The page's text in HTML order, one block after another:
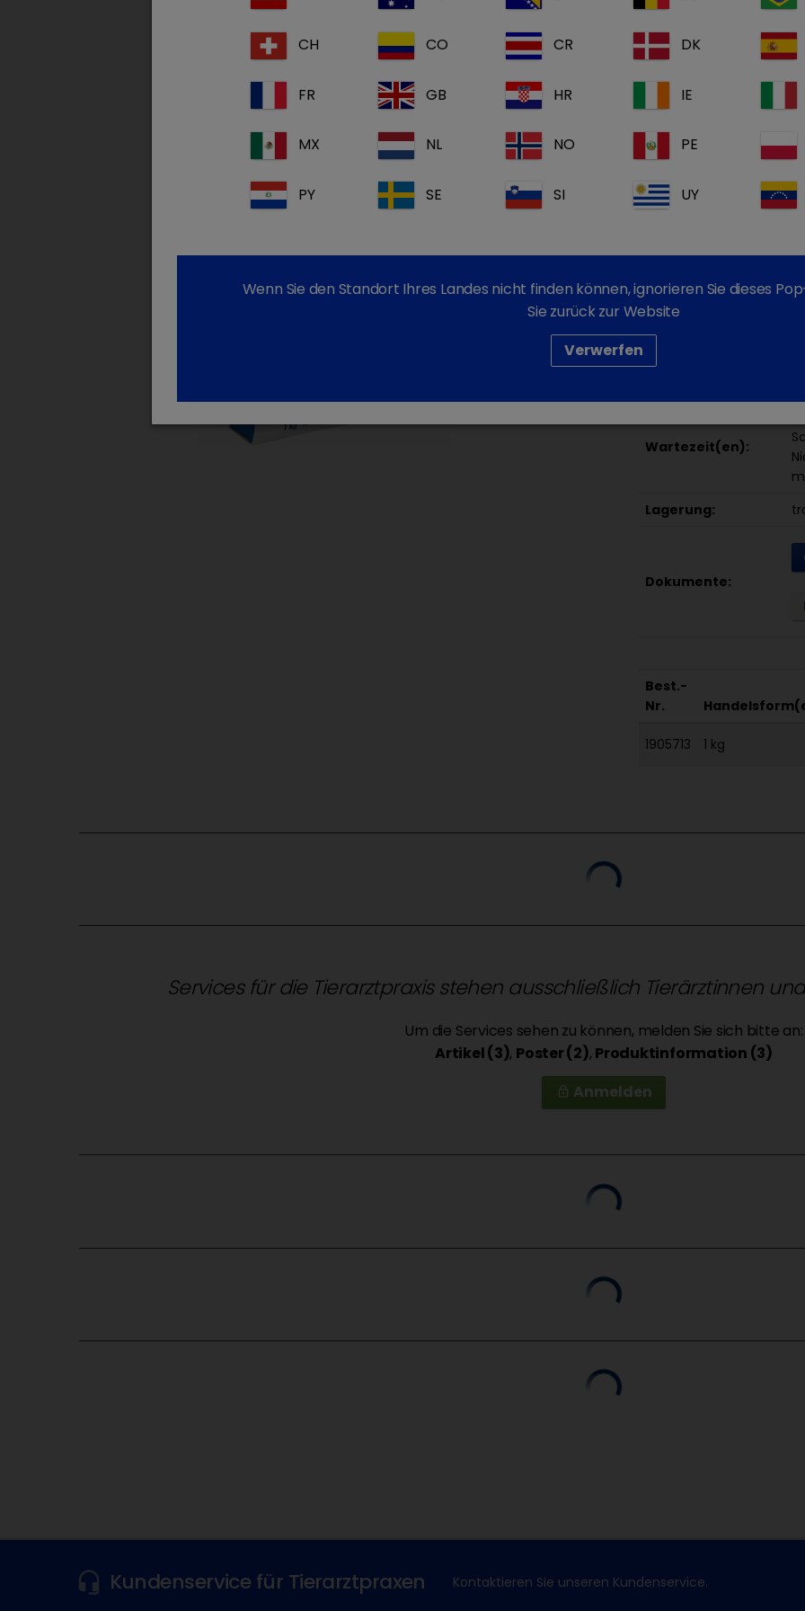
500 mg/g
Pulver zum Eingeben
und Puten
Schweine
: Zur
Mycoplasma
hervorgerufen werden.
Hühner und Puten:
Mycoplasma
Wirkstoff(e):
Wartezeit(en):
Lagerung:
Dokumente:
Best.-
Nr.
1905713 1 kg
Services für die Tierarztpraxis stehen ausschließlich Tierärztinnen
Um die Services sehen zu können, melden Sie sich bitte an:
Artikel (3), Poster (2), Produktinformation (3)
lock_outline Anmelden
Kundenservice für Tierarztpraxen Kontaktieren Sie unseren Kundenservice.
CH CO CR DK
FR GB HR IE
MX NL NO PE
PY SE SI UY
Wenn Sie den Standort Ihres Landes nicht finden können, ignorieren Sie dieses
Sie zurück zur Website
Verwerfen